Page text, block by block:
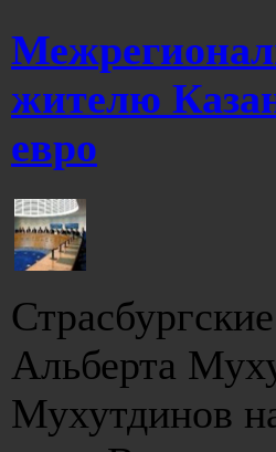
жителю
евро
Альберта
Мухутдинов